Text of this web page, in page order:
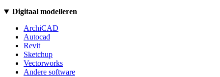
Digitaal modelleren
ArchiCAD
Autocad
Revit
Sketchup
Vectorworks
Andere software